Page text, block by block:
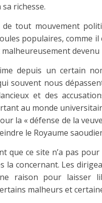
richesse.
de tout mouvement
populaires, comme
malheureusement
depuis un certain
souvent nous
et des
au monde
la « défense de la
le Royaume
que ce site n’a pas
la concernant. Les
raison pour
malheurs et